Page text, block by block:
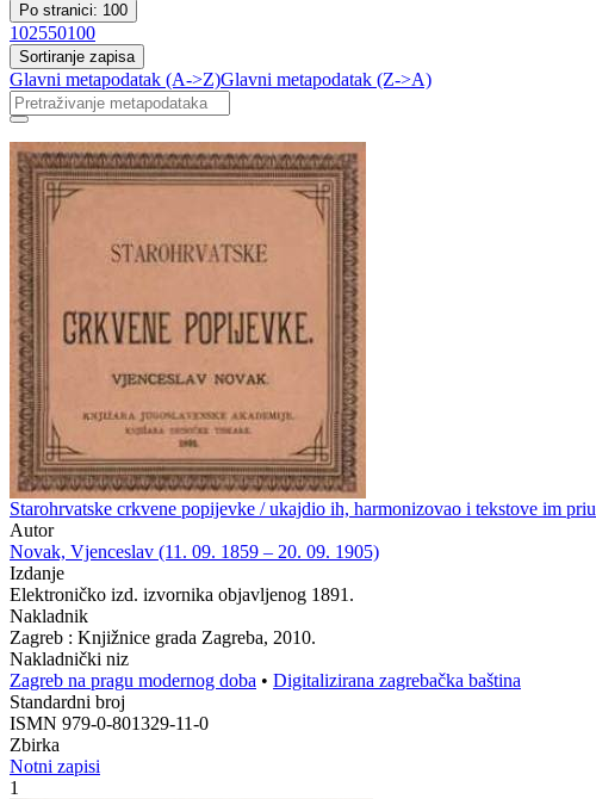
Po stranici: 100
102550100
Sortiranje zapisa
Glavni metapodatak (A->Z)Glavni metapodatak (Z->A)
Starohrvatske crkvene popijevke / ukajdio ih, harmonizovao i tekstove im
Autor
Novak, Vjenceslav (11. 09. 1859 – 20. 09. 1905)
Izdanje
Elektroničko izd. izvornika objavljenog 1891.
Nakladnik
Zagreb : Knjižnice grada Zagreba, 2010.
Nakladnički niz
Zagreb na pragu modernog doba • Digitalizirana zagrebačka baština
Standardni broj
ISMN 979-0-801329-11-0
Zbirka
Notni zapisi
1